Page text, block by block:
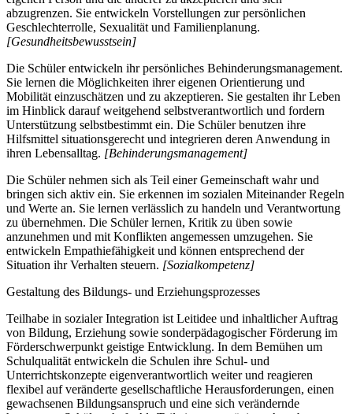
abzugrenzen. Sie entwickeln Vorstellungen zur persönlichen
Geschlechterrolle, Sexualität und Familienplanung.
[Gesundheitsbewusstsein]
Die Schüler entwickeln ihr persönliches Behinderungsmanagement.
Sie lernen die Möglichkeiten ihrer eigenen Orientierung und
Mobilität einzuschätzen und zu akzeptieren. Sie gestalten ihr Leben
im Hinblick darauf weitgehend selbstverantwortlich und fordern
Unterstützung selbstbestimmt ein. Die Schüler benutzen ihre
Hilfsmittel situationsgerecht und integrieren deren Anwendung in
ihren Lebensalltag. [Behinderungsmanagement]
Die Schüler nehmen sich als Teil einer Gemeinschaft wahr und
bringen sich aktiv ein. Sie erkennen im sozialen Miteinander Regeln
und Werte an. Sie lernen verlässlich zu handeln und Verantwortung
zu übernehmen. Die Schüler lernen, Kritik zu üben sowie
anzunehmen und mit Konflikten angemessen umzugehen. Sie
entwickeln Empathiefähigkeit und können entsprechend der
Situation ihr Verhalten steuern. [Sozialkompetenz]
Gestaltung des Bildungs- und Erziehungsprozesses
Teilhabe in sozialer Integration ist Leitidee und inhaltlicher Auftrag
von Bildung, Erziehung sowie sonderpädagogischer Förderung im
Förderschwerpunkt geistige Entwicklung. In dem Bemühen um
Schulqualität entwickeln die Schulen ihre Schul- und
Unterrichtskonzepte eigenverantwortlich weiter und reagieren
flexibel auf veränderte gesellschaftliche Herausforderungen, einen
gewachsenen Bildungsanspruch und eine sich verändernde